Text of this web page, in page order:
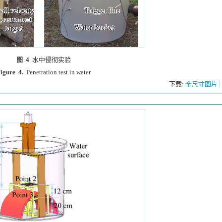
图 4 水中侵彻实验
4. Penetration test in water
下载: 全尺寸图片